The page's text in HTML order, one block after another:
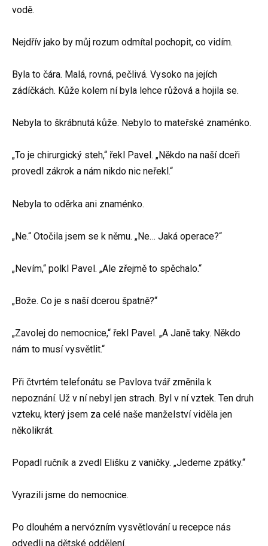
vodě.
Nejdřív jako by můj rozum odmítal pochopit, co vidím.
Byla to čára. Malá, rovná, pečlivá. Vysoko na jejích
zádíčkách. Kůže kolem ní byla lehce růžová a hojila se.
Nebyla to škrábnutá kůže. Nebylo to mateřské znaménko.
„To je chirurgický steh,“ řekl Pavel. „Někdo na naší dceři
provedl zákrok a nám nikdo nic neřekl.“
Nebyla to oděrka ani znaménko.
„Ne.“ Otočila jsem se k němu. „Ne… Jaká operace?“
„Nevím,“ polkl Pavel. „Ale zřejmě to spěchalo.“
„Bože. Co je s naší dcerou špatně?“
„Zavolej do nemocnice,“ řekl Pavel. „A Janě taky. Někdo
nám to musí vysvětlit.“
Při čtvrtém telefonátu se Pavlova tvář změnila k
nepoznání. Už v ní nebyl jen strach. Byl v ní vztek. Ten druh
vzteku, který jsem za celé naše manželství viděla jen
několikrát.
Popadl ručník a zvedl Elišku z vaničky. „Jedeme zpátky.“
Vyrazili jsme do nemocnice.
Po dlouhém a nervózním vysvětlování u recepce nás
odvedli na dětské oddělení.